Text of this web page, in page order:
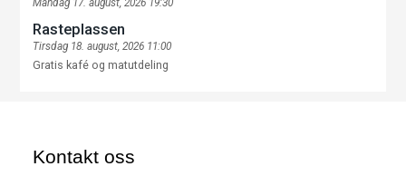
Mandag 17. august, 2026 19:30
Rasteplassen
Tirsdag 18. august, 2026 11:00
Gratis kafé og matutdeling
Kontakt oss